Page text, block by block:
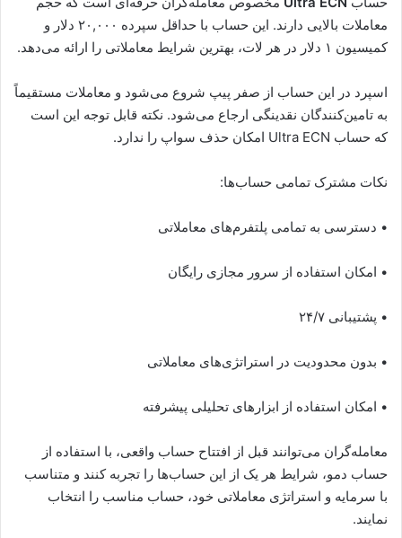
معاملات بالایی دارند. این حساب با حداقل سپرده ۲۰,۰۰۰ دلار و
کمیسیون ۱ دلار در هر لات، بهترین شرایط معاملاتی را ارائه می‌دهد.
اسپرد در این حساب از صفر پیپ شروع می‌شود و معاملات مستقیماً
به تامین‌کنندگان نقدینگی ارجاع می‌شود. نکته قابل توجه این است
که حساب Ultra ECN امکان حذف سواپ را ندارد.
نکات مشترک تمامی حساب‌ها:
• دسترسی به تمامی پلتفرم‌های معاملاتی
• امکان استفاده از سرور مجازی رایگان
• پشتیبانی ۲۴/۷
• بدون محدودیت در استراتژی‌های معاملاتی
• امکان استفاده از ابزارهای تحلیلی پیشرفته
معامله‌گران می‌توانند قبل از افتتاح حساب واقعی، با استفاده از
حساب دمو، شرایط هر یک از این حساب‌ها را تجربه کنند و متناسب
با سرمایه و استراتژی معاملاتی خود، حساب مناسب را انتخاب
نمایند.